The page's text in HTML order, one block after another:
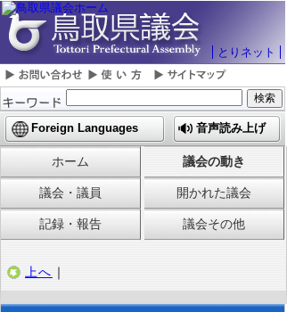
とりネット
Foreign Languages 音声読み上げ
ホーム 議会の動き
議会・議員 開かれた議会
記録・報告 議会その他
上へ ｜